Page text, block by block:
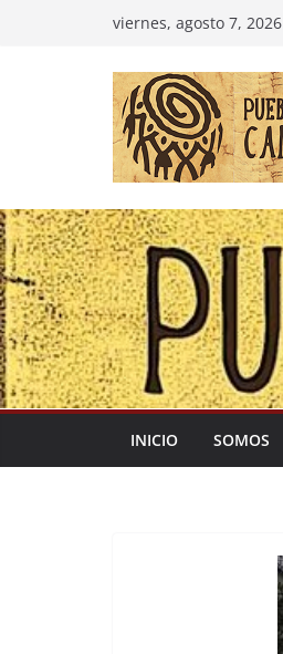
viernes, agosto 7, 2026
INICIO SOMOS